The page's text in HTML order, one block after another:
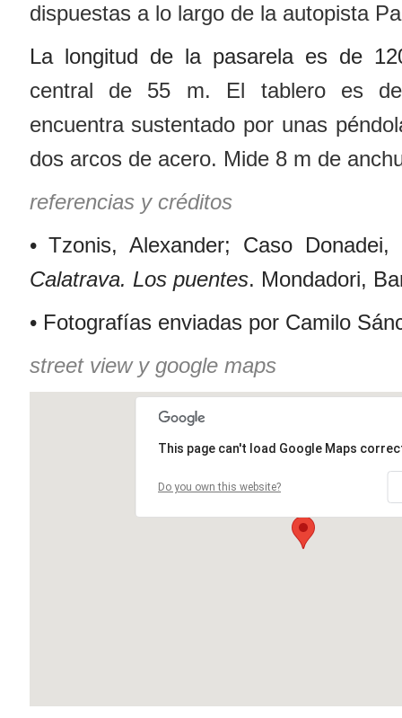
dispuestas a lo largo de la autopista
La longitud de la pasarela es de
central de 55 m. El tablero es
encuentra sustentado por unas
dos arcos de acero. Mide 8 m de
referencias y créditos
• Tzonis, Alexander; Caso
Calatrava. Los puentes. Mondadori,
• Fotografías enviadas por Camilo
street view y google maps
This page can't load Google Maps
Do you own this website?